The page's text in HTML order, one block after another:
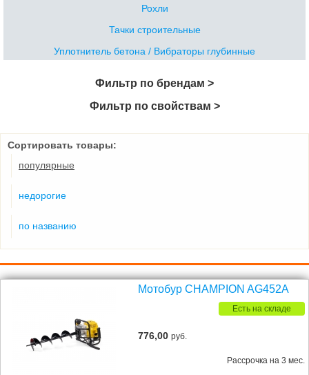
Рохли
Тачки строительные
Уплотнитель бетона / Вибраторы глубинные
Фильтр по брендам >
Фильтр по свойствам >
Сортировать товары:
популярные
недорогие
по названию
Мотобур CHAMPION AG452A
Есть на складе
776,00руб.
Рассрочка на 3 мес.